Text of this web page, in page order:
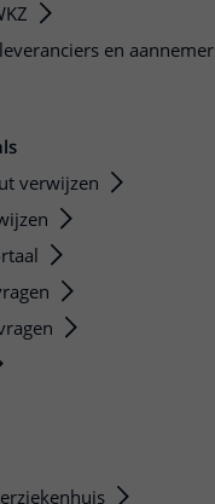
en
verwijzen